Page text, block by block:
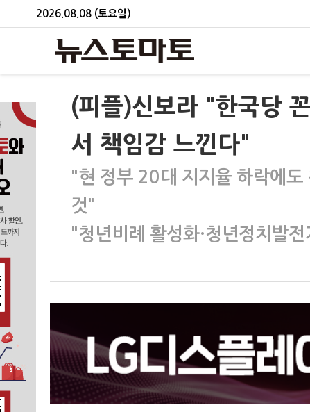
2026.08.08 (토요일)
(피플)신보라 "한국당
서 책임감 느낀다"
"현 정부 20대 지지율 하락에
것"
"청년비례 활성화·청년정치발